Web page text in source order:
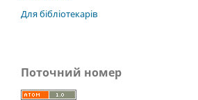
Для бібліотекарів
Поточний номер